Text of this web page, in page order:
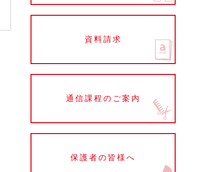
資料請求
通信課程のご案内
保護者の皆様へ